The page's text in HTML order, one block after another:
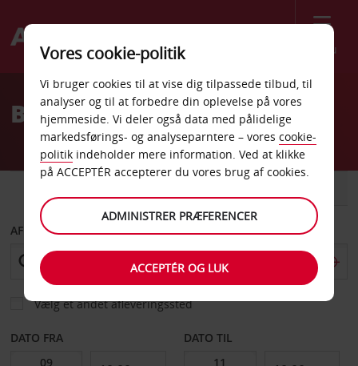
Menu
Welcome
AvisBilleje Pithiviers
AFHENT FRA
Vælg et andet afleveringssted
DATO FRA DATO TIL
Vores cookie-politik
Vi bruger cookies til at vise dig tilpassede tilbud, til
analyser og til at forbedre din oplevelse på vores
hjemmeside. Vi deler også data med pålidelige
markedsførings- og analyseparntere – vores cookie-
politik indeholder mere information. Ved at klikke
på ACCEPTÉR accepterer du vores brug af cookies.
ADMINISTRER PRÆFERENCER
ACCEPTÉR OG LUK